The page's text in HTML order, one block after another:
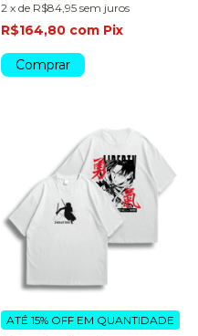
2 x de R$84,95 sem juros
R$164,80 com Pix
Comprar
ATÉ 15% OFF EM QUANTIDADE